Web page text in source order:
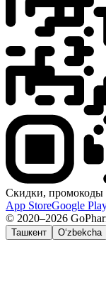
Скидки,
App StoreGoogle
© 2020–2026
Ташкент O‘zbekcha